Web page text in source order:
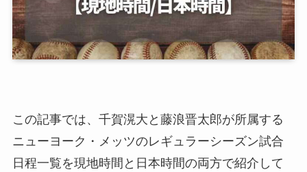
この記事では、千賀滉大と藤浪晋太郎が所属する
ニューヨーク・メッツのレギュラーシーズン試合
日程一覧を現地時間と日本時間の両方で紹介して